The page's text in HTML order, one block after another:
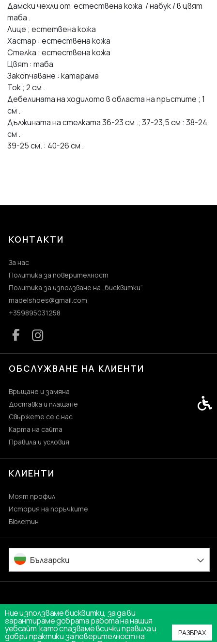
Дамски чехли от естествена кожа / набук / в цвят
таба .
Лице ; естетвена кожа
Хастар : естествена кожа
Стелка : естествена кожа
Цвят : таба
Закопчаване : катарама
Ток ; 2 см .
Дебелината на ходилото в областа на пръстите ; 1
см .
Дължината на стелката 36-23 см .; 37-23,5 см : 38-24
см .
39-25 см. : 40-26 см .
Ние използваме бисквитки, за да ви
гарантираме добрата работа на нашия
уебсайт, като спазваме всички правила и
добри практики за поверителност на РАЗБРАХ
КОНТАКТИ
За нас
Политика за поверителност
Политика за използване на „бисквитки“
madelshoes@gmail.com
+359895031258
ОБСЛУЖВАНЕ НА КЛИЕНТИ
Връщане и замяна
Доставка и плащане
Свържете се с нас
Карта на сайта
Правила и условия
КЛИЕНТИ
Моят профил
История на поръчките
Бюлетин
Български